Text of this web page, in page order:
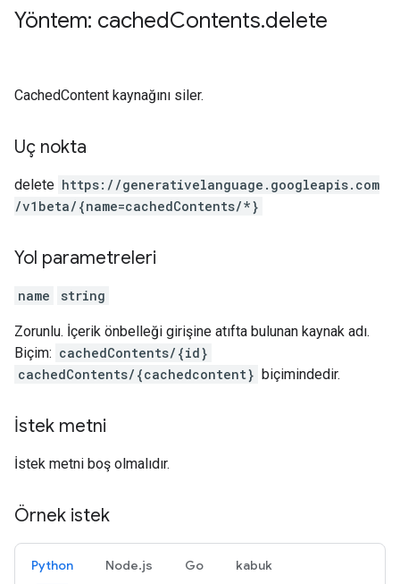
Yöntem: cachedContents.delete
CachedContent kaynağını siler.
Uç nokta
delete https: / /generativelanguage.googleapis.com
/v1beta/{name=cachedContents/*}
Yol parametreleri
name string
Zorunlu. İçerik önbelleği girişine atıfta bulunan kaynak adı.
Biçim: cachedContents/{id}
cachedContents/{cachedcontent} biçimindedir.
İstek metni
İstek metni boş olmalıdır.
Örnek istek
Python Node.js Go kabuk